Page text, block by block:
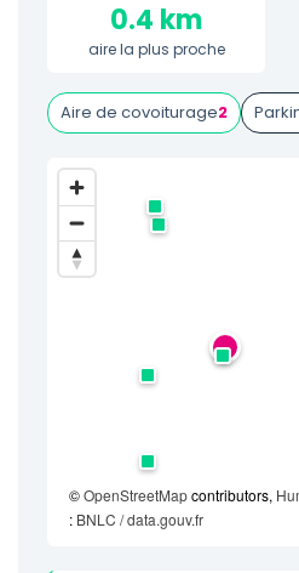
0.4 km
aire la plus proche
Aire de covoiturage2
©OpenStreetMapcontributors,
: BNLC / data.gouv.fr